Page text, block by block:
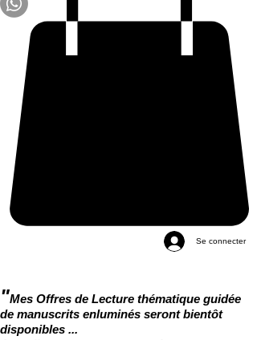
Se connecter
"Mes Offres de Lecture thématique guidée
de manuscrits enluminés seront bientôt
disponibles ...